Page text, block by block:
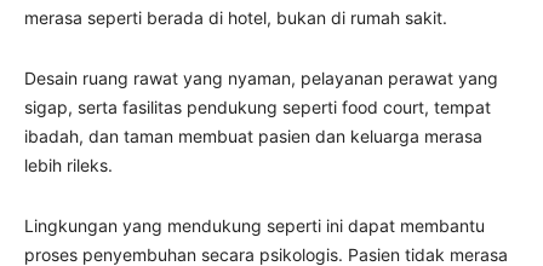
merasa seperti berada di hotel, bukan di rumah sakit.
Desain ruang rawat yang nyaman, pelayanan perawat yang
sigap, serta fasilitas pendukung seperti food court, tempat
ibadah, dan taman membuat pasien dan keluarga merasa
lebih rileks.
Lingkungan yang mendukung seperti ini dapat membantu
proses penyembuhan secara psikologis. Pasien tidak merasa